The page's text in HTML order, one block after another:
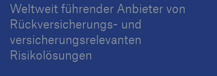
Weltweit führender Anbieter von
Rückversicherungs- und
versicherungsrelevanten
Risikolösungen